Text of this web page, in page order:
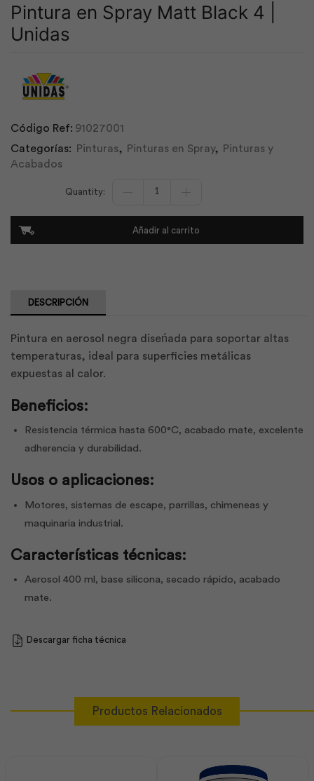
Pintura en Spray Matt Black 4 |
Unidas
Código Ref: 91027001
Categorías:
Pinturas, Pinturas en Spray,
Pinturas y
Acabados
BlackAñadir al carrito
DESCRIPCIÓN
Pintura en aerosol negra diseńada para soportar altas
temperaturas, ideal para superficies metálicas
expuestas al calor.
Beneficios:
Resistencia térmica hasta 600°C, acabado mate, excelente
adherencia y durabilidad.
Usos o aplicaciones:
Motores, sistemas de escape, parrillas, chimeneas y
maquinaria industrial.
Características técnicas:
Aerosol 400 ml, base silicona, secado rápido, acabado
mate.
Descargar ficha técnica
Productos Relacionados